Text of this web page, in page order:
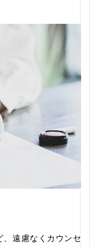
、遠慮なくカウンセ